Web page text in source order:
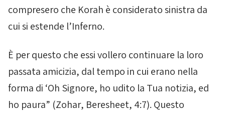
compresero che Korah è considerato sinistra da
cui si estende l’Inferno.
È per questo che essi vollero continuare la loro
passata amicizia, dal tempo in cui erano nella
forma di ‘Oh Signore, ho udito la Tua notizia, ed
ho paura” (Zohar, Beresheet, 4:7). Questo